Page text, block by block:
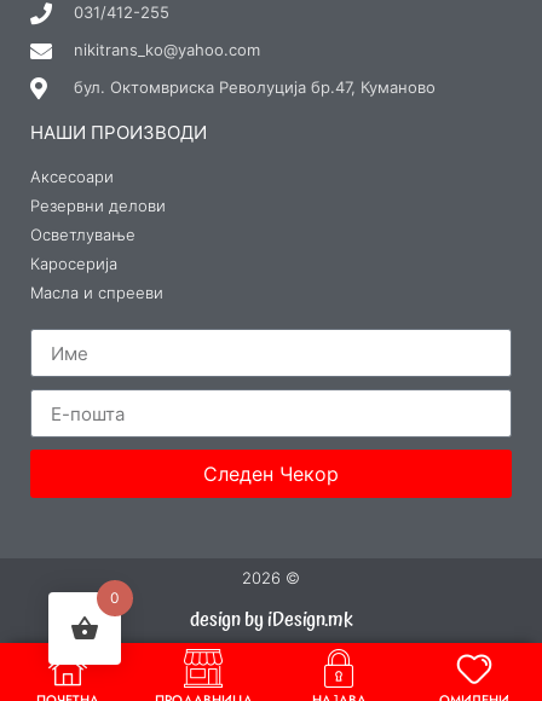
031/412-255
nikitrans_ko@yahoo.com
бул. Октомвриска Револуција бр.47, Куманово
НАШИ ПРОИЗВОДИ
Аксесоари
Резервни делови
Осветлување
Каросерија
Масла и спрееви
Следен Чекор
2026 ©
design by iDesign.mk
0